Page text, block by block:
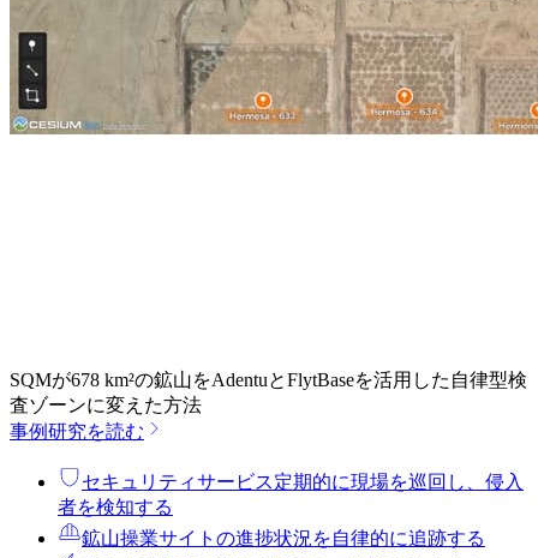
SQMが678 km²の鉱山をAdentuとFlytBaseを活用した自律型検
査ゾーンに変えた方法
事例研究を読む
セキュリティサービス定期的に現場を巡回し、侵入
者を検知する
鉱山操業サイトの進捗状況を自律的に追跡する